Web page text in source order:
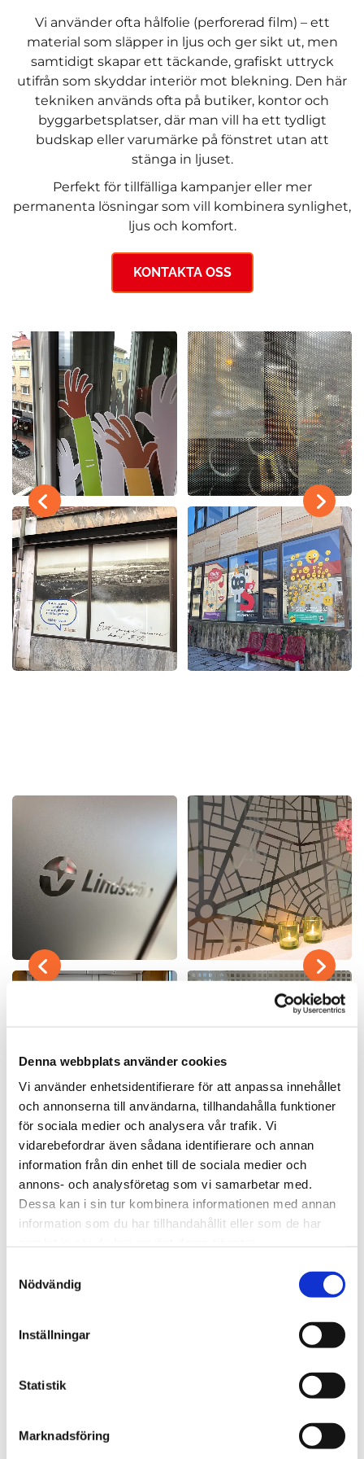
Denna webbplats använder cookies
Vi använder enhetsidentifierare för att anpassa innehållet
och annonserna till användarna, tillhandahålla funktioner
för sociala medier och analysera vår trafik. Vi
vidarebefordrar även sådana identifierare och annan
information från din enhet till de sociala medier och
annons- och analysföretag som vi samarbetar med.
Dessa kan i sin tur kombinera informationen med annan
information som du har tillhandahållit eller som de har
Nödvändig
Inställningar
Statistik
Marknadsföring
Vi använder ofta hålfolie (perforerad film) – ett
material som släpper in ljus och ger sikt ut, men
samtidigt skapar ett täckande, grafiskt uttryck
utifrån som skyddar interiör mot blekning. Den här
tekniken används ofta på butiker, kontor och
byggarbetsplatser, där man vill ha ett tydligt
budskap eller varumärke på fönstret utan att
stänga in ljuset.
Perfekt för tillfälliga kampanjer eller mer
permanenta lösningar som vill kombinera synlighet,
ljus och komfort.
KONTAKTA OSS
FROSTFOLIE
Frostfolie är en tidlös och stilren lösning för att stänga
ute insyn men släppa in ljus. Den används ofta i kontor,
konferensrum, butiker och offentliga miljöer där man vill
skapa avskildhet utan att stänga ute dagsljuset.
Med positiv eller inverterad grafik kan frostfolie även
användas för att skapa mönster, logotyper och budskap
direkt på glaset. Folien finns i flera nyanser och tätheter,
och går dessutom att printa på för unika effekter eller